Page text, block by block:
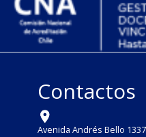
Contactos
Avenida Andrés Bello